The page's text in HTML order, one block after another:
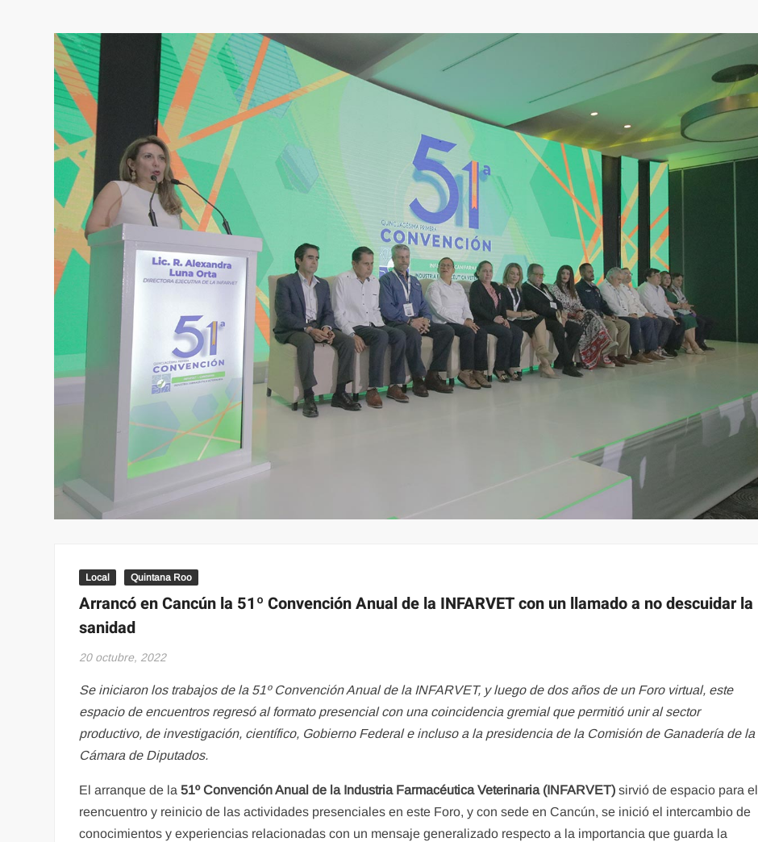
Local Quintana Roo
Arrancó en Cancún la 51º Convención Anual de la INFARVET con un llamado a no descuidar la
sanidad
20 octubre, 2022
Se iniciaron los trabajos de la 51º Convención Anual de la INFARVET, y luego de dos años de un Foro virtual, este
espacio de encuentros regresó al formato presencial con una coincidencia gremial que permitió unir al sector
productivo, de investigación, científico, Gobierno Federal e incluso a la presidencia de la Comisión de Ganadería de la
Cámara de Diputados.
El arranque de la 51º Convención Anual de la Industria Farmacéutica Veterinaria (INFARVET) sirvió de espacio para el
reencuentro y reinicio de las actividades presenciales en este Foro, y con sede en Cancún, se inició el intercambio de
conocimientos y experiencias relacionadas con un mensaje generalizado respecto a la importancia que guarda la